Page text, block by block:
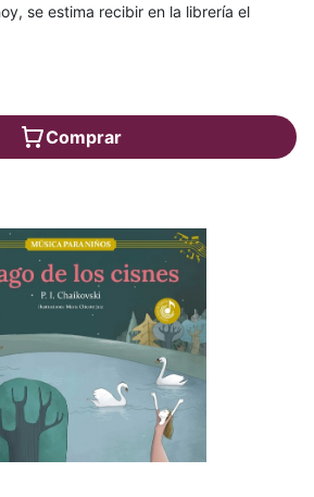
se estima recibir en la librería el
Comprar